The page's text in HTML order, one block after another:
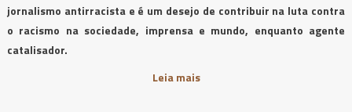
jornalismo antirracista e é um desejo de contribuir na luta contra
o racismo na sociedade, imprensa e mundo, enquanto agente
catalisador.
Leia mais